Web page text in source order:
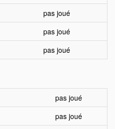
pas joué
pas joué
pas joué
pas joué
pas joué